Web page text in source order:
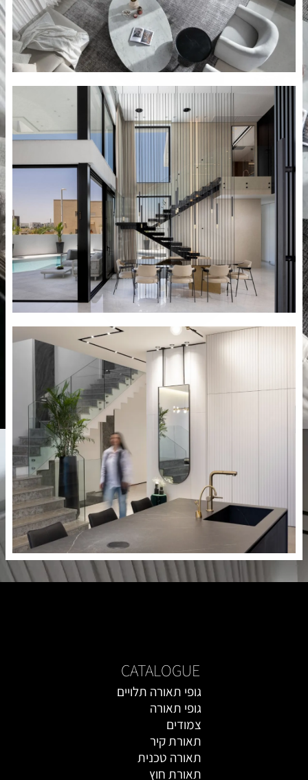
CATALOGUE
גופי תאורה תלויים
גופי תאורה
צמודים
תאורת קיר
תאורה טכנית
תאורת חוץ